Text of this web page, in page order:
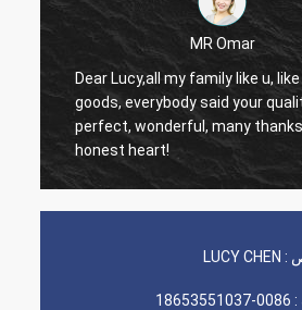
Lars
Dear Miss Lucy, Many
good quality, best price, it
trust, we already long
continue.
:
LUCY CHEN
:
0086-18653551037